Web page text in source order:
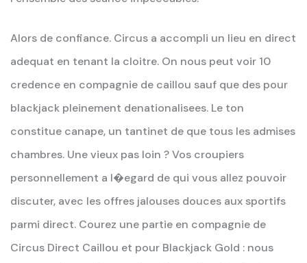
Alors de confiance. Circus a accompli un lieu en direct
adequat en tenant la cloitre. On nous peut voir 10
credence en compagnie de caillou sauf que des pour
blackjack pleinement denationalisees. Le ton
constitue canape, un tantinet de que tous les admises
chambres. Une vieux pas loin ? Vos croupiers
personnellement a l�egard de qui vous allez pouvoir
discuter, avec les offres jalouses douces aux sportifs
parmi direct. Courez une partie en compagnie de
Circus Direct Caillou et pour Blackjack Gold : nous